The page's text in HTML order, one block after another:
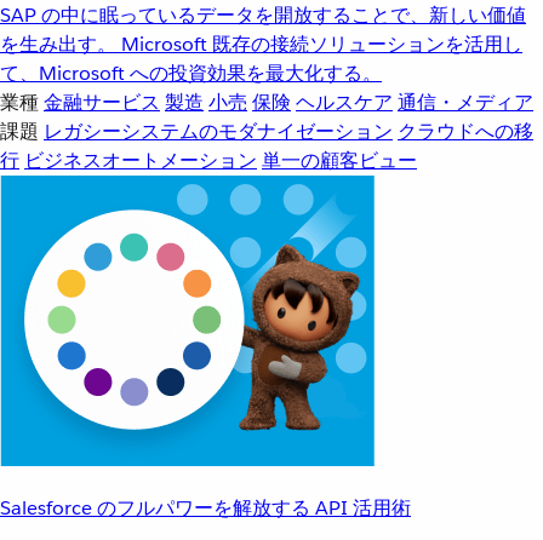
SAP の中に眠っているデータを開放することで、新しい価値
を生み出す。
Microsoft 既存の接続ソリューションを活用し
て、Microsoft への投資効果を最大化する。
業種金融サービス 製造 小売 保険 ヘルスケア 通信・メディア
課題 レガシーシステムのモダナイゼーション クラウドへの移
行 ビジネスオートメーション 単一の顧客ビュー
Salesforce のフルパワーを解放する API 活用術